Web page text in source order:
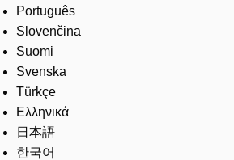
Português
Slovenčina
Suomi
Svenska
Türkçe
Ελληνικά
日本語
한국어